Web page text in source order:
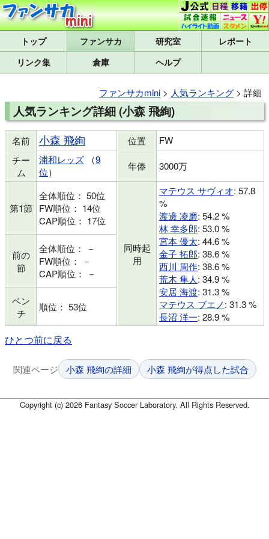
トップ 研究室
レポート
リンク集
倉庫 ヘルプ
ファンサカmini > 人気ランキング > 詳細
人気ランキング詳細 (小森 飛絢)
名前 小森 飛絢 位置
FW
チー
ム
浦和レッズ （9
位） 年俸 3000万
第1節
全体順位： 50位
FW順位： 14位
CAP順位： 17位
同時起
用
マテウス サヴィオ: 57.8
%
渡邊 凌磨: 54.2 %
林 幸多郎: 53.0 %
宮本 優太: 44.6 %
金子 拓郎: 38.6 %
西川 周作: 38.6 %
荒木 隼人: 34.9 %
安居 海渡: 31.3 %
マテウス ブエノ: 31.3 %
長沼 洋一: 28.9 %
前の
節
全体順位： －
FW順位： －
CAP順位： －
ベン
チ
順位： 53位
ひとつ前に戻る
関連ページ 小森 飛絢の詳細 小森 飛絢が得点した試合
Copyright (c) 2026 Fantasy Soccer Laboratory. All Rights Reserved.